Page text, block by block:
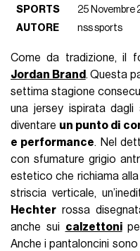
SPORTS
25 Novembre
AUTORE
nss sports
Come da tradizione, il
Jordan Brand. Questa
settima stagione
una jersey ispirata
diventare un punto di
e performance. Nel
con sfumature grigio
estetico che richiama
striscia verticale,
Hechter rossa
anche sui calzettoni
Anche i pantaloncini